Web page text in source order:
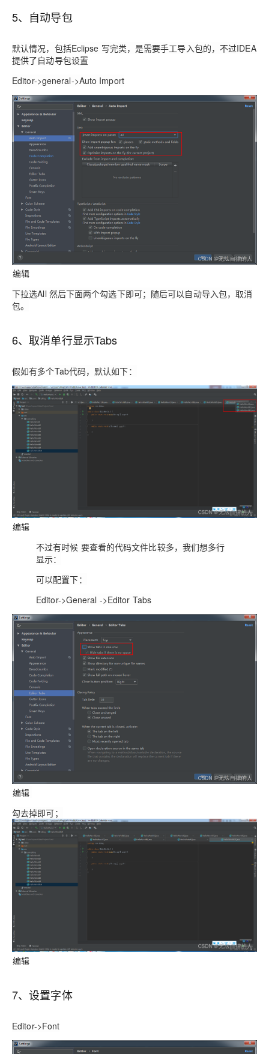
5、自动导包
默认情况，包括Eclipse 写完类，是需要手工导入包的，不过IDEA
提供了自动导包设置
Editor->general->Auto Import
编辑
下拉选All 然后下面两个勾选下即可； 随后可以自动导入包，取消
包。
6、取消单行显示Tabs
假如有多个Tab代码，默认如下：
编辑
不过有时候 要查看的代码文件比较多，我们想多行
显示：
可以配置下：
Editor->General ->Editor Tabs
编辑
勾去掉即可；
编辑
7、设置字体
Editor->Font